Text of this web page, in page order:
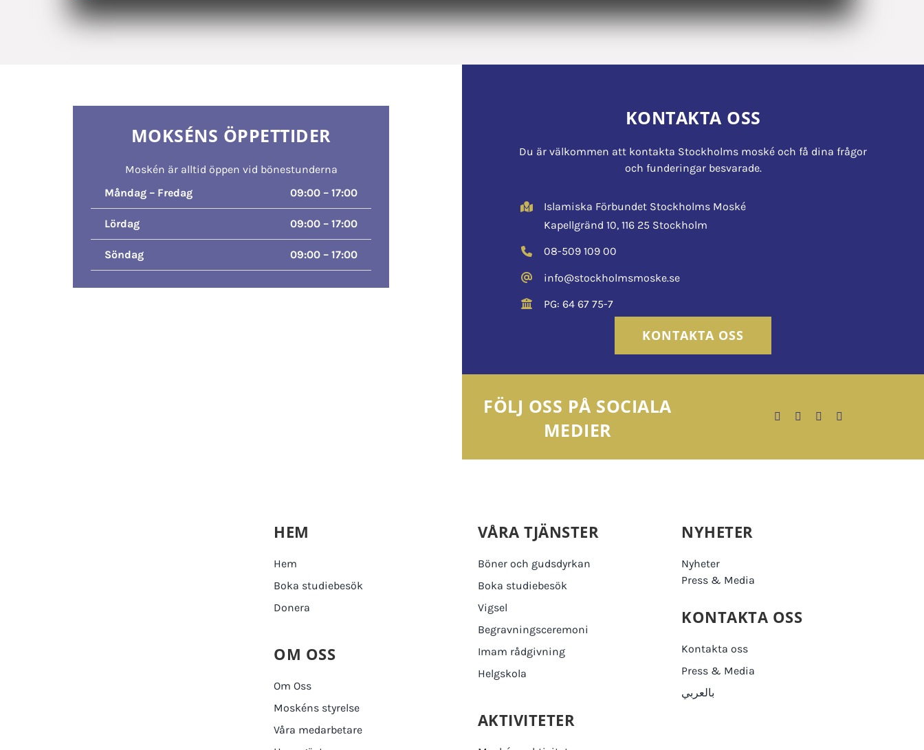
MOKSÉNS ÖPPETTIDER
Moskén är alltid öppen vid bönestunderna
Måndag – Fredag
09:00 – 17:00
Lördag 09:00 – 17:00
Söndag 09:00 – 17:00
KONTAKTA OSS
Du är välkommen att kontakta Stockholms moské och få dina frågor
och funderingar besvarade.
Islamiska Förbundet Stockholms Moské
Kapellgränd 10, 116 25 Stockholm
08-509 109 00
info@stockholmsmoske.se
PG: 64 67 75-7
KONTAKTA OSS
FÖLJ OSS PÅ SOCIALA
MEDIER
HEM
Hem
Boka studiebesök
Donera
OM OSS
Om Oss
Moskéns styrelse
Våra medarbetare
VÅRA TJÄNSTER
Böner och gudsdyrkan
Boka studiebesök
Vigsel
Begravningsceremoni
Imam rådgivning
Helgskola
AKTIVITETER
NYHETER
Nyheter
Press & Media
KONTAKTA OSS
Kontakta oss
Press & Media
بالعربي